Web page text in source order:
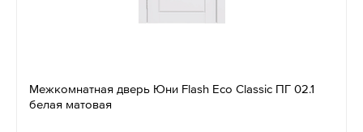
Межкомнатная дверь Юни Flash Eco Classic ПГ 02.1
белая матовая